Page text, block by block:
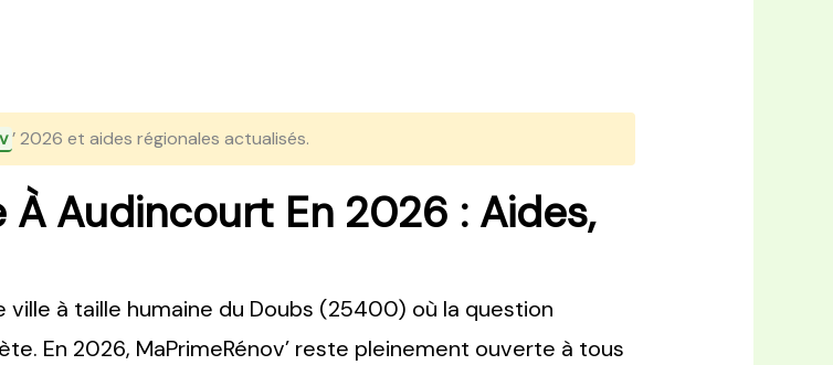
’ 2026 et aides régionales actualisés.
À Audincourt En 2026 : Aides,
ville à taille humaine du Doubs (25400) où la question
En 2026, MaPrimeRénov’ reste pleinement ouverte à tous